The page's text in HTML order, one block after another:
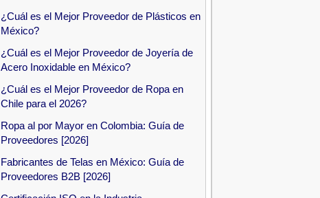
¿Cuál es el Mejor Proveedor de Plásticos en
México?
¿Cuál es el Mejor Proveedor de Joyería de
Acero Inoxidable en México?
¿Cuál es el Mejor Proveedor de Ropa en
Chile para el 2026?
Ropa al por Mayor en Colombia: Guía de
Proveedores [2026]
Fabricantes de Telas en México: Guía de
Proveedores B2B [2026]